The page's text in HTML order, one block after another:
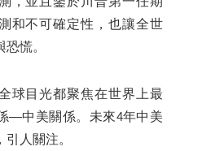
，並且鑒於川普第一任期
和不可確定性，也讓全世
慌。
球目光都聚焦在世界上最
──中美關係。未來4年中美
人關注。